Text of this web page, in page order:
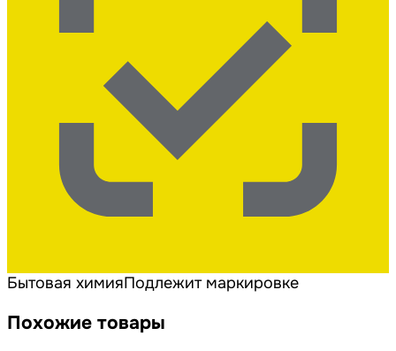
Бытовая химияПодлежит маркировке
Похожие товары